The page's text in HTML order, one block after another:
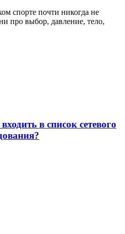
спорте почти никогда не
про выбор, давление, тело,
в список сетевого